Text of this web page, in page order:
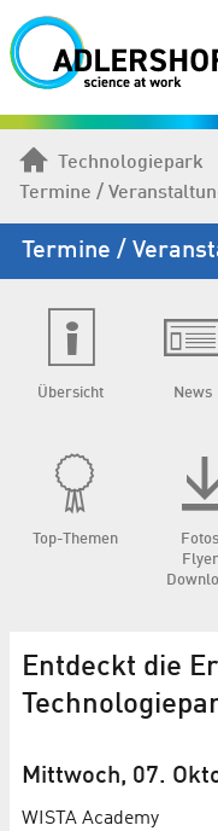
Technologiepark
Termine /
Termine /
Übersicht News
Top-Themen
Entdeckt die
Mittwoch, 07.
WISTA Academy